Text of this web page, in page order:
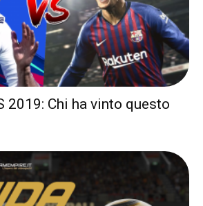
2019: Chi ha vinto questo